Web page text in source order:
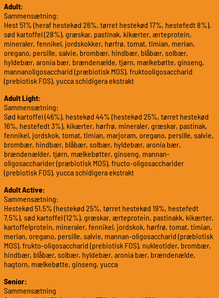
Adult:
Sammensætning:
Hest 51% (heraf hestekød 26%, tørret hestekød 17%, hestefedt 8%),
sød kartoffel (28%), græskar, pastinak, kikærter, ærteprotein,
mineraler, fennikel, jordskokker, hørfrø, tomat, timian, merian,
oregano, persille, salvie, brombær, hindbær, blåbær, solbær,
hyldebær, aronia bær, brændenælde, tjørn, mælkebøtte, ginseng,
mannanoligosaccharid (præbiotisk MOS), fruktooligosaccharid
(prebiotisk FOS), yucca schidigera ekstrakt
Adult Light:
Sammensætning:
Sød kartoffel (46%), hestekød 44% (hestekød 25%, tørret hestekød
16%, hestefedt 3%), kikærter, hørfrø, mineraler, græskar, pastinak,
fennikel, jordskok, tomat, timian, marjoram, oregano, persille, salvie,
brombær, hindbær, blåbær, solbær, hyldebær, aronia bær,
brændenælder, tjørn, mælkebøtter, ginseng, mannan-
oligosaccharider (præbiotisk MOS), fructo-oligosaccharider
(prebiotisk FOS), yucca schidigera ekstrakt
Adult Active:
Sammensætning:
Hestekød 51,5% (hestekød 25%, tørret hestekød 19%, hestefedt
7,5%), sød kartoffel (12%), græskar, ærteprotein, pastinakk, kikærter,
kartoffelprotein, mineraler, fennikel, jordskok, hørfrø, tomat, timian,
merian, oregano, persille, salvie, mannan-oligosaccharid (præbiotisk
MOS), frukto-oligosaccharid (prebiotisk FOS), nukleotider, brombær,
hindbær, blåbær, solbær, hyldebær, aronia bær, brændenælde,
hagtorn, mælkebøtte, ginseng, yucca
Senior:
Sammensætning